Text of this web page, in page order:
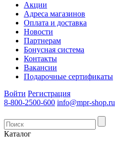
Акции
Адреса магазинов
Оплата и доставка
Новости
Партнерам
Бонусная система
Контакты
Вакансии
Подарочные сертификаты
Войти Регистрация
8-800-2500-600 info@mpr-shop.ru
Каталог